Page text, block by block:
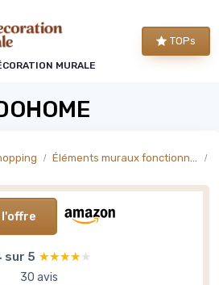
MURALE
TOPs
Éléments muraux fonctionnels décoratifs
l'offre
sur 5 ★★★★★
★★★★★
30 avis
cookies